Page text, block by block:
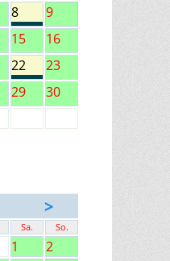
8
9
15
16
22
23
29
30
>
Sa. So.
1
2